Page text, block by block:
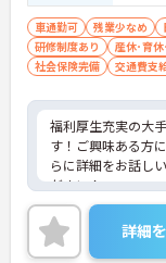
車通勤可 残業少なめ
研修制度あり
産休･育
社会保険完備
交通費支
福利厚生充実の大
す！ご興味ある方
らに詳細をお話し
ださい！
詳細